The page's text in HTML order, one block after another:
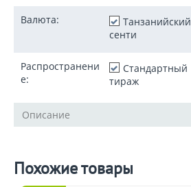
Валюта:
Танзанийский
сенти
Распространени
е:
Стандартный
тираж
Описание
Похожие товары